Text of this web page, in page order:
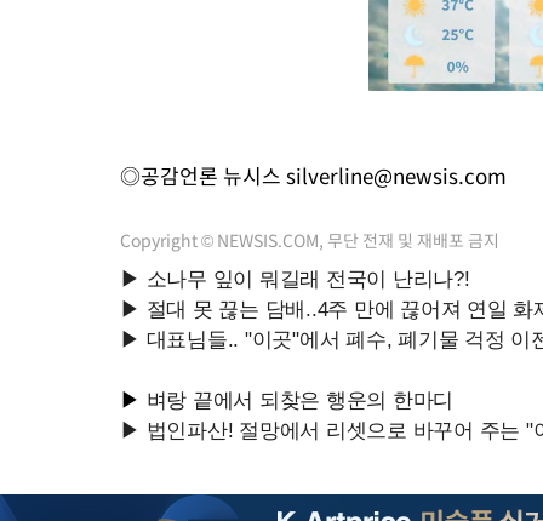
◎공감언론 뉴시스 silverline@newsis.com
Copyright © NEWSIS.COM, 무단 전재 및 재배포 금지